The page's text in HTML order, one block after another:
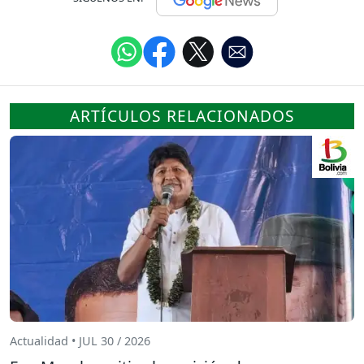
ARTÍCULOS RELACIONADOS
Actualidad • JUL 30 / 2026